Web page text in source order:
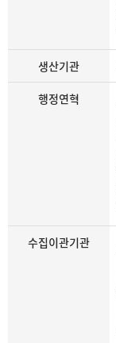
생산기관
행정연혁
수집이관기관